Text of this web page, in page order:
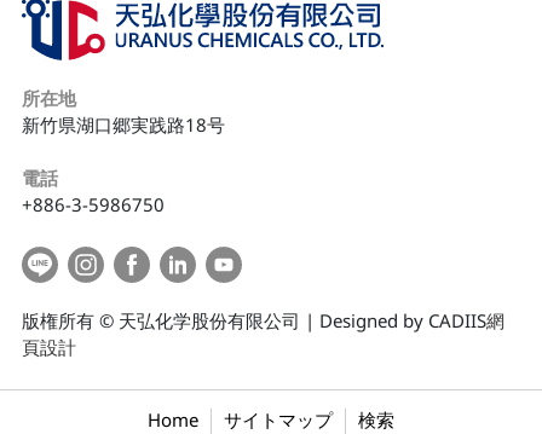
所在地
新竹県湖口郷実践路18号
電話
+886-3-5986750
版権所有 © 天弘化学股份有限公司 | Designed by CADIIS網
頁設計
Home サイトマップ 検索